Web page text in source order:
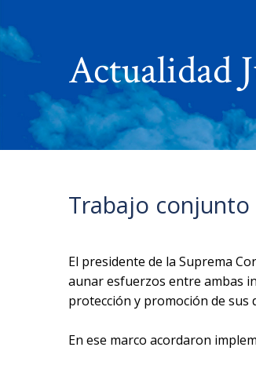
Actualidad
Trabajo conjunto
El presidente de la Suprema
aunar esfuerzos entre ambas
protección y promoción de sus
En ese marco acordaron